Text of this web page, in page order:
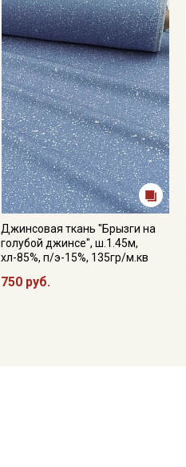
Джинсовая ткань "Брызги на
голубой джинсе", ш.1.45м,
хл-85%, п/э-15%, 135гр/м.кв
750 руб.